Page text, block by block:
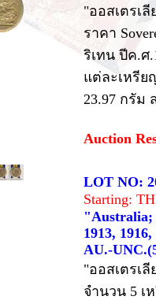
"ออสเตรเ
ราคา
ริเทน ปีค.ศ
แต่ละเหรีย
23.97 กรัม
Auction
LOT NO:
Starting:
"Australia;
1913,
AU.-
"ออสเตรเ
จำนวน 5 เ